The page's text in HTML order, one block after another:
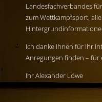
Landesfachverbandes
zum Wettkampfsport,
Ich danke Ihnen für Ihr
Anregungen finden – für
Ihr Alexander Löwe